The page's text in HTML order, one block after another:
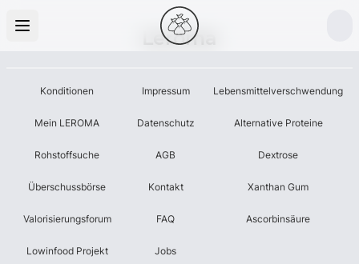
Leroma
Konditionen
Mein LEROMA
Rohstoffsuche
Überschussbörse
Valorisierungsforum
Lowinfood Projekt
Impressum
Datenschutz
AGB
Kontakt
FAQ
Jobs
Lebensmittelverschwendung
Alternative Proteine
Dextrose
Xanthan Gum
Ascorbinsäure